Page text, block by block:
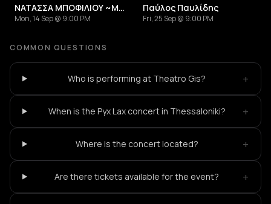
ΝΑΤΑΣΣΑ ΜΠΟΦΙΛΙΟΥ ~ΜΕΤΡΗΜΑ~
Mon, 14 Sep @ 9:00 PM
Παύλος Παυλίδης
Fri, 25 Sep @ 9:00 PM
COMMON QUESTIONS
Who is performing at Theatro Gis? +
When is the Pyx Lax concert in Thessaloniki? +
Where is the concert located? +
Are there tickets available for the event? +